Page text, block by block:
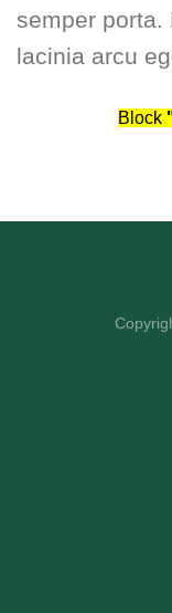
semper porta.
lacinia arcu
Block